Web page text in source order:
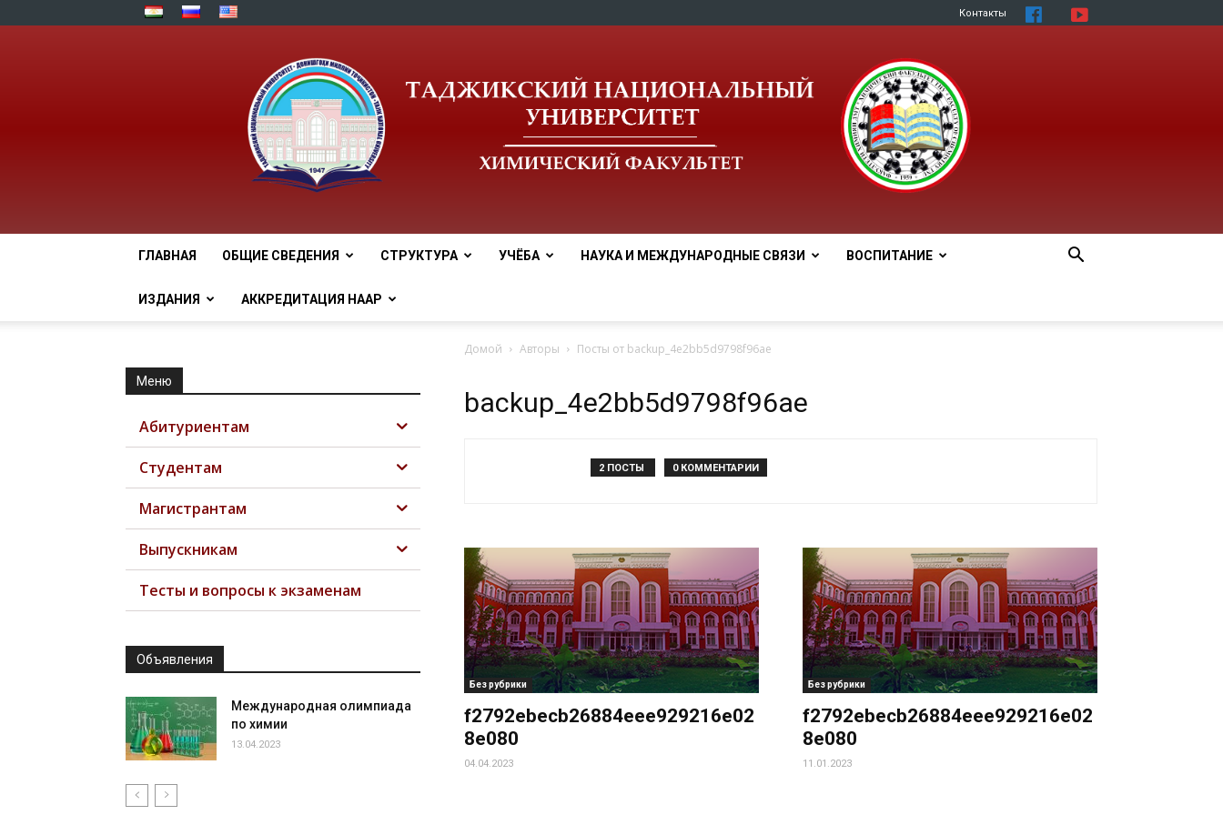
Контакты
ГЛАВНАЯ ОБЩИЕ СВЕДЕНИЯ СТРУКТУРА УЧЁБА НАУКА И МЕЖДУНАРОДНЫЕ СВЯЗИ ВОСПИТАНИЕ
ИЗДАНИЯ АККРЕДИТАЦИЯ НААР
Домой Авторы Посты от backup_4e2bb5d9798f96ae
backup_4e2bb5d9798f96ae
2 ПОСТЫ 0 КОММЕНТАРИИ
Без рубрики
f2792ebecb26884eee929216e02
8e080
04.04.2023
Без рубрики
f2792ebecb26884eee929216e02
8e080
11.01.2023
Меню
Абитуриентам
Студентам
Магистрантам
Выпускникам
Тесты и вопросы к экзаменам
Объявления
Международная олимпиада
по химии
13.04.2023